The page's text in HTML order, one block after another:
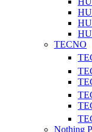
TECNO
Nothing